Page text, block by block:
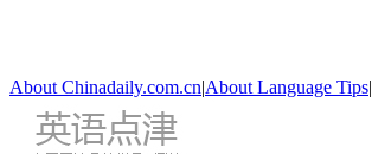
About Chinadaily.com.cn|About Language Tips|